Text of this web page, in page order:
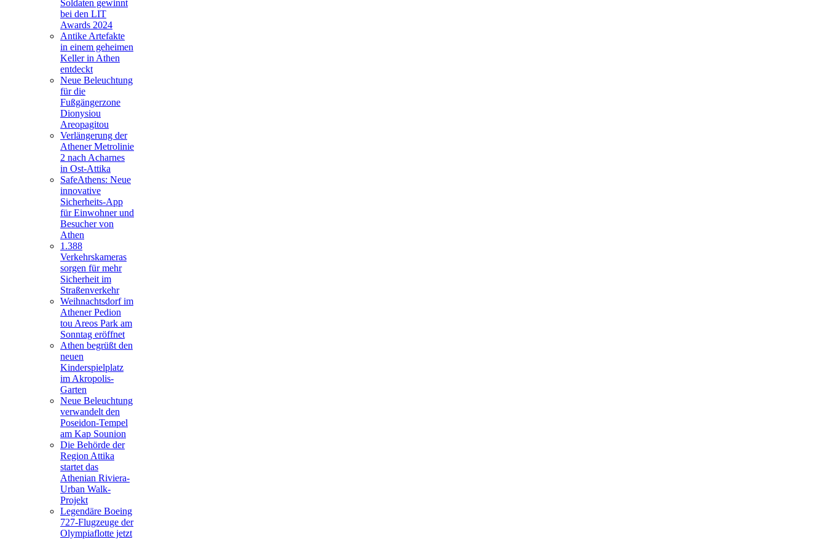
Soldaten gewinnt
bei den LIT
Awards 2024
Antike Artefakte
in einem geheimen
Keller in Athen
entdeckt
Neue Beleuchtung
für die
Fußgängerzone
Dionysiou
Areopagitou
Verlängerung der
Athener Metrolinie
2 nach Acharnes
in Ost-Attika
SafeAthens: Neue
innovative
Sicherheits-App
für Einwohner und
Besucher von
Athen
1.388
Verkehrskameras
sorgen für mehr
Sicherheit im
Straßenverkehr
Weihnachtsdorf im
Athener Pedion
tou Areos Park am
Sonntag eröffnet
Athen begrüßt den
neuen
Kinderspielplatz
im Akropolis-
Garten
Neue Beleuchtung
verwandelt den
Poseidon-Tempel
am Kap Sounion
Die Behörde der
Region Attika
startet das
Athenian Riviera-
Urban Walk-
Projekt
Legendäre Boeing
727-Flugzeuge der
Olympiaflotte jetzt